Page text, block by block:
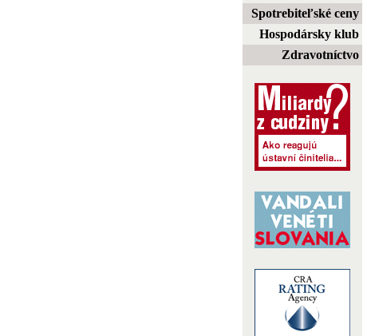
Spotrebiteľské ceny
Hospodársky klub
Zdravotníctvo